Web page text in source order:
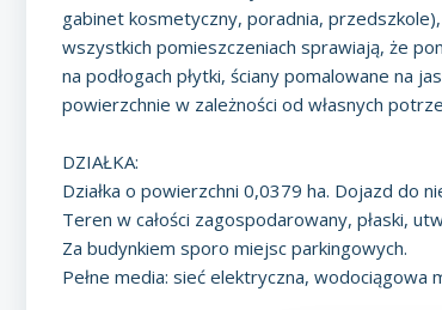
gabinet kosmetyczny, poradnia,
wszystkich pomieszczeniach sprawiają, że
na podłogach płytki, ściany pomalowane na
powierzchnie w zależności od własnych
DZIAŁKA:
Działka o powierzchni 0,0379 ha. Dojazd do
Teren w całości zagospodarowany, płaski,
Za budynkiem sporo miejsc parkingowych.
Pełne media: sieć elektryczna, wodociągowa